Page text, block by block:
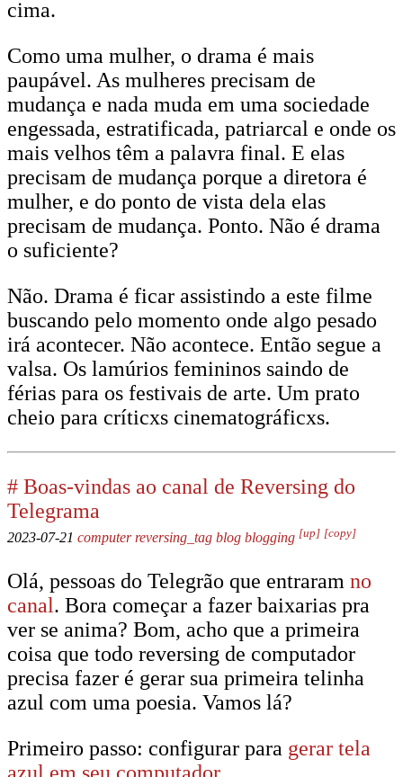
cima.
Como uma mulher, o drama é mais
paupável. As mulheres precisam de
mudança e nada muda em uma sociedade
engessada, estratificada, patriarcal e onde os
mais velhos têm a palavra final. E elas
precisam de mudança porque a diretora é
mulher, e do ponto de vista dela elas
precisam de mudança. Ponto. Não é drama
o suficiente?
Não. Drama é ficar assistindo a este filme
buscando pelo momento onde algo pesado
irá acontecer. Não acontece. Então segue a
valsa. Os lamúrios femininos saindo de
férias para os festivais de arte. Um prato
cheio para críticxs cinematográficxs.
# Boas-vindas ao canal de Reversing do
Telegrama
2023-07-21 computer reversing_tag blog blogging [up] [copy]
Olá, pessoas do Telegrão que entraram no
canal. Bora começar a fazer baixarias pra
ver se anima? Bom, acho que a primeira
coisa que todo reversing de computador
precisa fazer é gerar sua primeira telinha
azul com uma poesia. Vamos lá?
Primeiro passo: configurar para gerar tela